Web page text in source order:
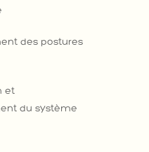
des postures
et
du système